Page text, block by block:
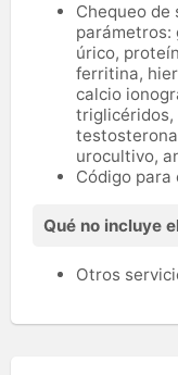
Chequeo de
parámetros:
úrico,
ferritina,
calcio
triglicéridos,
urocultivo,
Código para
Qué no incluye
Otros